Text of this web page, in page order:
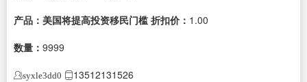
产品：美国将提高投资移民门槛 折扣价： 1.00
数量： 9999
syxle3dd0 13512131526